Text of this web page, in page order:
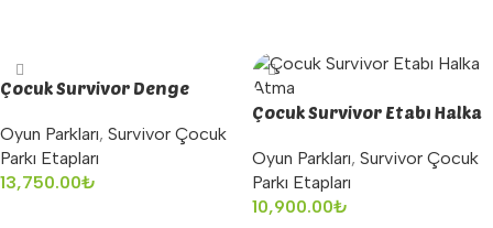
Çocuk Survivor Denge
Oyun Parkları, Survivor Çocuk
Parkı Etapları
13,750.00₺
Çocuk Survivor Etabı Halka
Oyun Parkları, Survivor Çocuk
Parkı Etapları
10,900.00₺